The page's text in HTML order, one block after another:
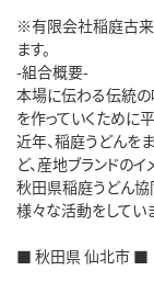
※有限会社稲庭古来
ます。
-組合概要-
本場に伝わる伝統
を作っていくために
近年、稲庭うどん
ど、産地ブランドの
秋田県稲庭うどん協
様々な活動をしてい
■ 秋田県 仙北市 ■